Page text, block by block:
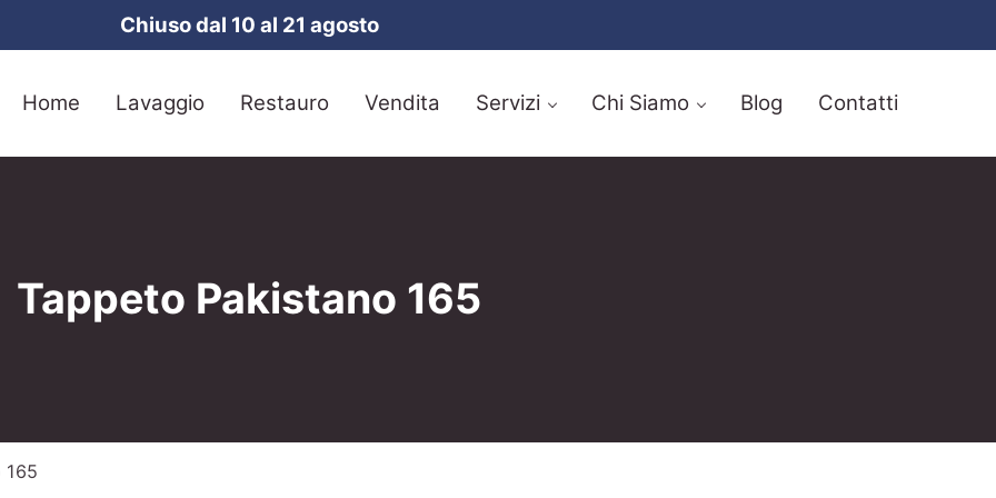
Chiuso dal 10 al 21 agosto
Home Lavaggio Restauro Vendita Servizi Chi Siamo Blog Contatti
Tappeto Pakistano 165
165